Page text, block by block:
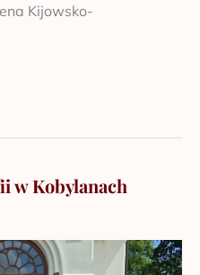
Kijowsko-
w Kobylanach